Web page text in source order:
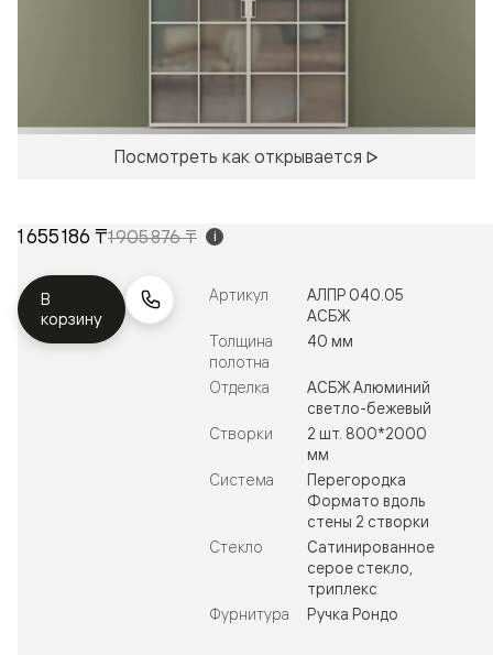
Посмотреть как открывается
1 655 186 ₸1 905 876 ₸ i
В
корзину
Артикул
АЛПР 040.05
АСБЖ
Толщина
полотна
40 мм
Отделка
АСБЖ Алюминий
светло-бежевый
Створки
2 шт. 800*2000
мм
Система
Перегородка
Формато вдоль
стены 2 створки
Стекло
Сатинированное
серое стекло,
триплекс
Фурнитура
Ручка Рондо